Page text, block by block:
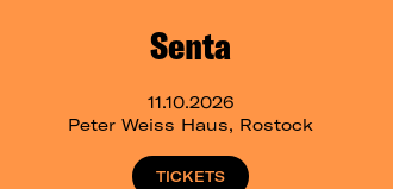
Senta
11.10.2026
Peter Weiss Haus, Rostock
TICKETS